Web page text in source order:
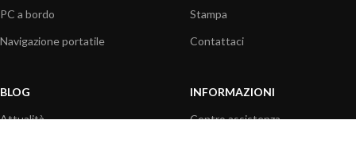
PC a bordo
Navigazione portatile
Stampa
Contattaci
BLOG
Attualità
INFORMAZIONI
Centro assistenza